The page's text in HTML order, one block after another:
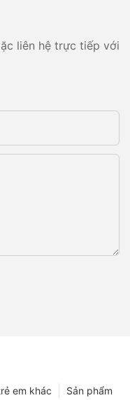
liên hệ trực tiếp với
Sản phẩm
em khác